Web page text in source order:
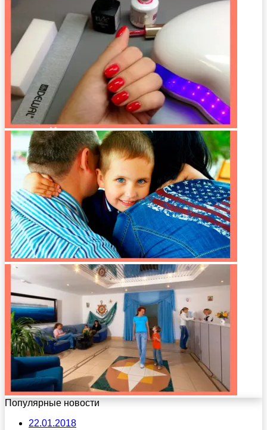
Популярные новости
22.01.2018